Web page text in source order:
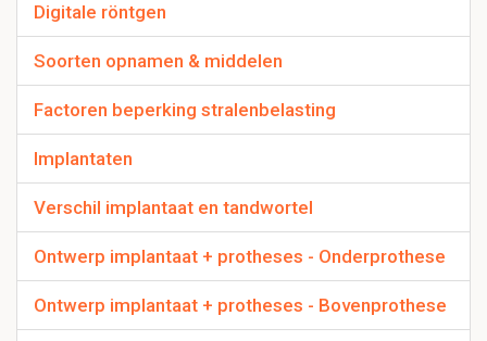
Digitale röntgen
Soorten opnamen & middelen
Factoren beperking stralenbelasting
Implantaten
Verschil implantaat en tandwortel
Ontwerp implantaat + protheses - Onderprothese
Ontwerp implantaat + protheses - Bovenprothese